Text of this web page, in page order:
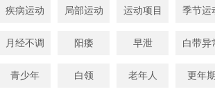
疾病运动 局部运动 运动项目 季节运
月经不调 阳痿 早泄 白带异
青少年 白领 老年人 更年